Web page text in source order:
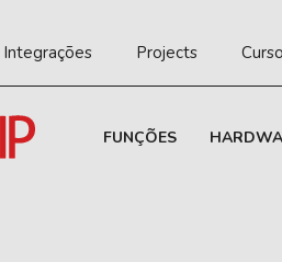
Integrações Projects
FUNÇÕES